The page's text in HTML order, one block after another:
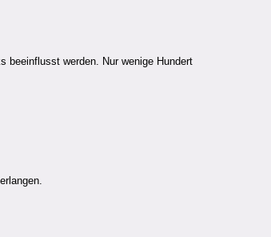
beeinflusst werden. Nur wenige Hundert